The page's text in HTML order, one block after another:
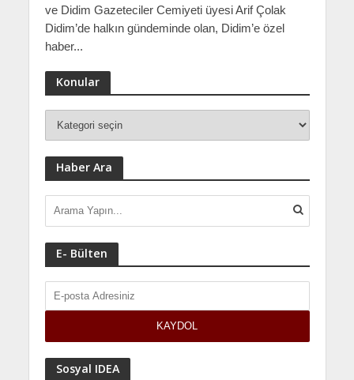
ve Didim Gazeteciler Cemiyeti üyesi Arif Çolak
Didim’de halkın gündeminde olan, Didim’e özel
haber...
Konular
Haber Ara
E- Bülten
Sosyal IDEA